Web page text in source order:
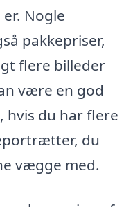
Nogle
pakkepriser,
flere billeder
være en god
hvis du har flere
du
vægge med.